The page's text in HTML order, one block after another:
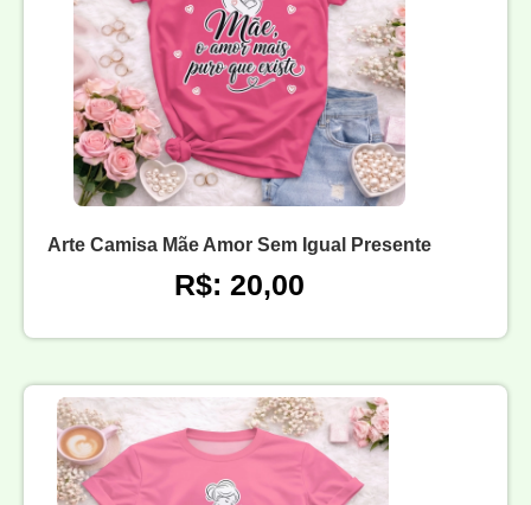
Arte Camisa Mãe Amor Sem Igual Presente
R$: 20,00